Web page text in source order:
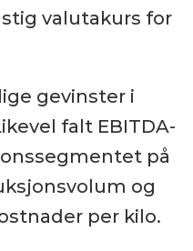
valutakurs for
gevinster i
falt EBITDA-
på
og
per kilo.